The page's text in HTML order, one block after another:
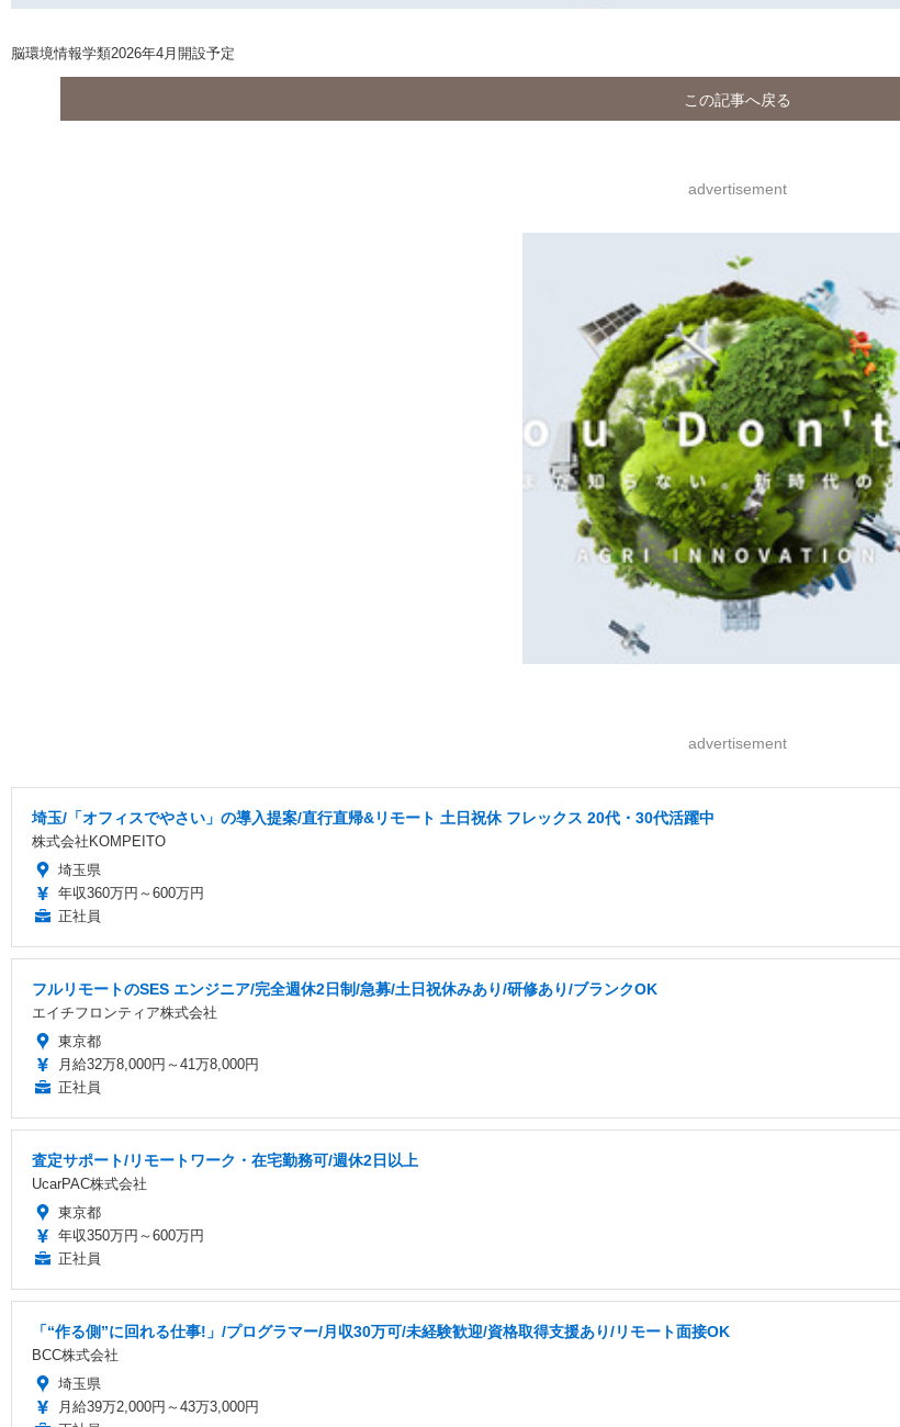
脳環境情報学類2026年4月開設予定
この記事へ戻る
advertisement
advertisement
埼玉/「オフィスでやさい」の導入提案/直行直帰&リモート 土日祝休 フレックス 20代・30代活躍中
株式会社KOMPEITO
埼玉県
年収360万円～600万円
正社員
フルリモートのSES エンジニア/完全週休2日制/急募/土日祝休みあり/研修あり/ブランクOK
エイチフロンティア株式会社
東京都
月給32万8,000円～41万8,000円
正社員
査定サポート/リモートワーク・在宅勤務可/週休2日以上
UcarPAC株式会社
東京都
年収350万円～600万円
正社員
「“作る側”に回れる仕事!」/プログラマー/月収30万可/未経験歓迎/資格取得支援あり/リモート面接OK
BCC株式会社
埼玉県
月給39万2,000円～43万3,000円